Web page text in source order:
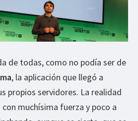
de todas, como no podía ser de
, la aplicación que llegó a
propios servidores. La realidad
muchísima fuerza y poco a